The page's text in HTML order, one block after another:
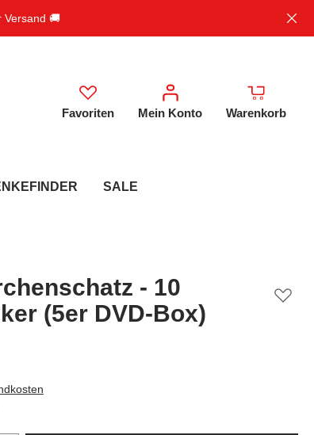
Versand 🚚
Favoriten Mein Konto Warenkorb
SALE
- 10
(5er DVD-Box)